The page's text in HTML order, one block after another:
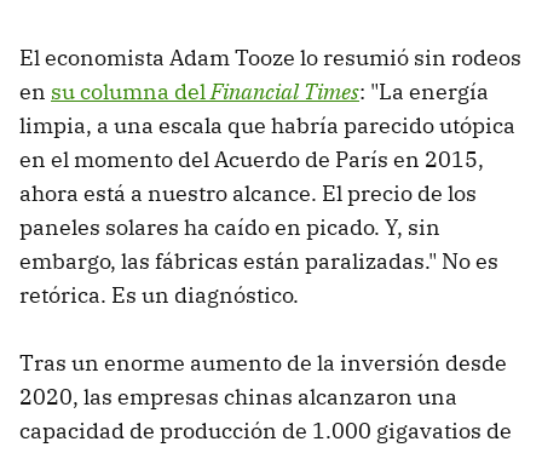
El economista Adam Tooze lo resumió sin rodeos
en su columna delFinancial Times: "La energía
limpia, a una escala que habría parecido utópica
en el momento del Acuerdo de París en 2015,
ahora está a nuestro alcance. El precio de los
paneles solares ha caído en picado. Y, sin
embargo, las fábricas están paralizadas." No es
retórica. Es un diagnóstico.
Tras un enorme aumento de la inversión desde
2020, las empresas chinas alcanzaron una
capacidad de producción de 1.000 gigavatios de